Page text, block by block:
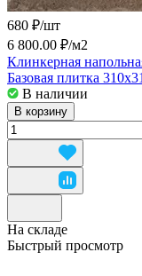
680 ₽/шт
6 800.00 ₽/м2
Клинкерная
Базовая плитка
В наличии
В корзину
На складе
Быстрый просмотр